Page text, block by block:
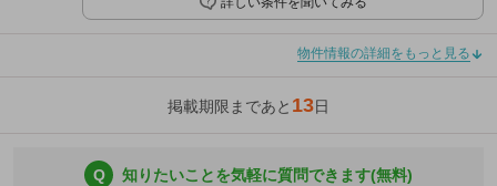
物件情報の詳細をもっと見る
掲載期限まであと 13日
Q 知りたいことを気軽に質問できます(無料)